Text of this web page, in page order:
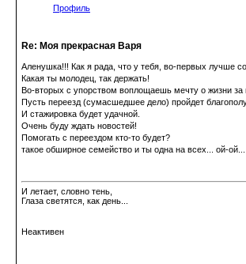
Профиль
Re: Моя прекрасная Варя
Аленушка!!! Как я рада, что у тебя, во-первых лучше
Какая ты молодец, так держать!
Во-вторых с упорством воплощаешь мечту о жизни за
Пусть переезд (сумасшедшее дело) пройдет
И стажировка будет удачной.
Очень буду ждать новостей!
Помогать с переездом кто-то будет?
такое обширное семейство и ты одна на всех... ой-ой...
И летает, словно тень,
Глаза светятся, как день...
Неактивен